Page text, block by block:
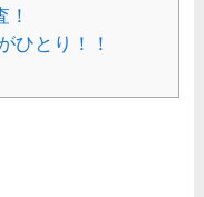
ひとり！！